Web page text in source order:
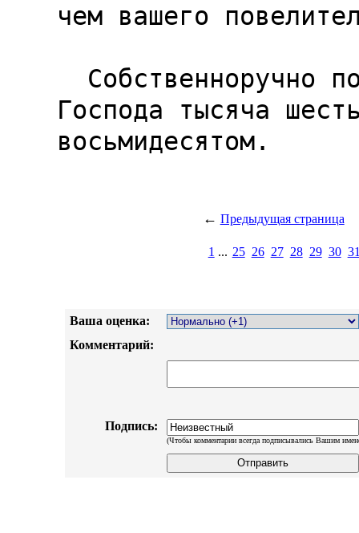
чем вашего
Господа тысяча
восьмидесятом.
← Предыдущая страница
1 ... 25 26 27 28 29 30
Ваша оценка:
Комментарий:
Подпись:
(Чтобы комментарии всегда подписывались Вашим